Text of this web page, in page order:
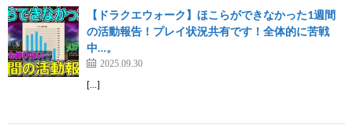
【ドラクエウォーク】ほこらができなかった1週間
の活動報告！プレイ状況共有です！全体的に苦戦
中…。
2025.09.30
[…]